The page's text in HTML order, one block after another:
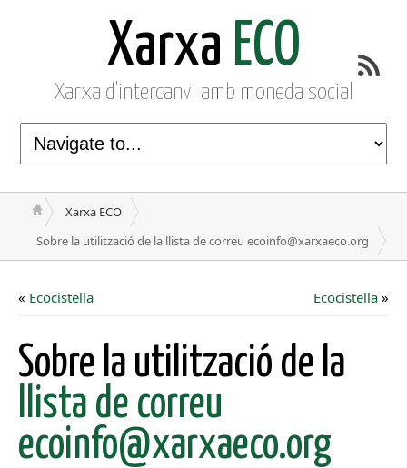
Xarxa ECO
Xarxa d'intercanvi amb moneda social
Xarxa ECO
Sobre la utilització de la llista de correu ecoinfo@xarxaeco.org
« Ecocistella Ecocistella »
Sobre la utilització de la
llista de correu
ecoinfo@xarxaeco.org